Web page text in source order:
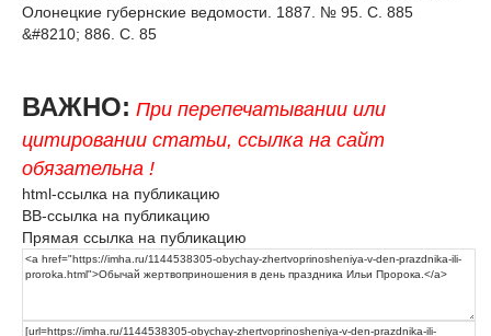
Олонецкие губернские ведомости. 1887. № 95. С. 885
&#8210; 886. С. 85
ВАЖНО: При перепечатывании или
цитировании статьи, ссылка на сайт
обязательна !
html-ссылка на публикацию
BB-ссылка на публикацию
Прямая ссылка на публикацию